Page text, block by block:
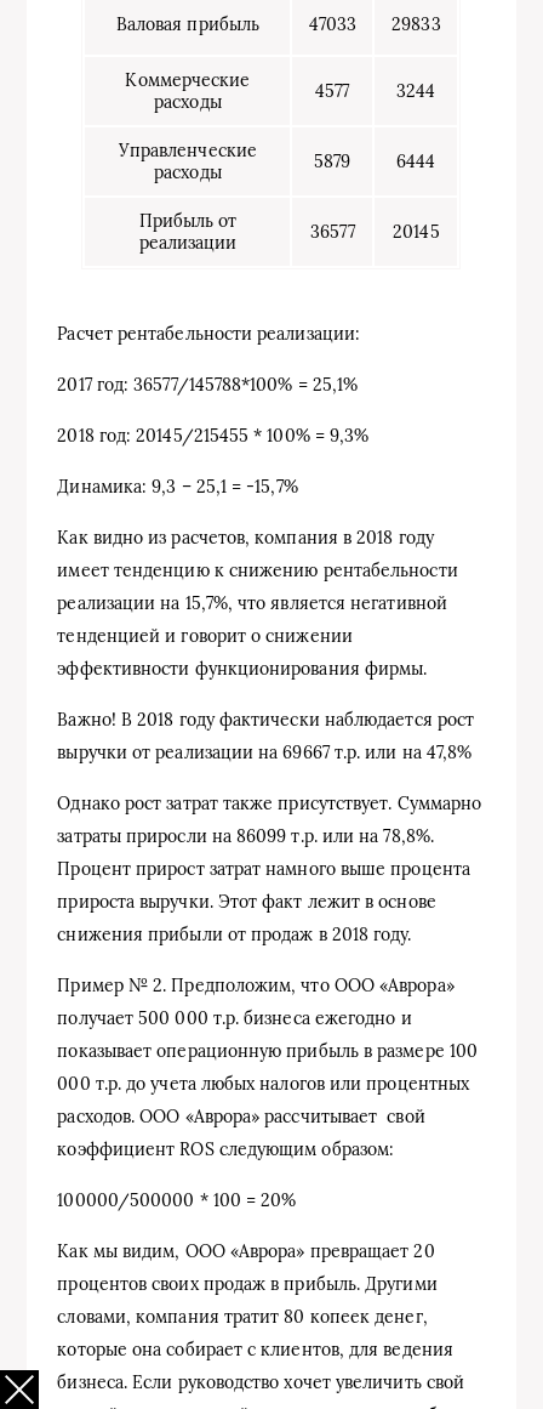
Валовая прибыль 47033 29833
Коммерческие
расходы
4577 3244
Управленческие
расходы
5879 6444
Прибыль от
реализации
36577 20145
Расчет рентабельности реализации:
2017 год: 36577/145788*100% = 25,1%
2018 год: 20145/215455 * 100% = 9,3%
Динамика: 9,3 – 25,1 = -15,7%
Как видно из расчетов, компания в 2018 году
имеет тенденцию к снижению рентабельности
реализации на 15,7%, что является негативной
тенденцией и говорит о снижении
эффективности функционирования фирмы.
Важно! В 2018 году фактически наблюдается рост
выручки от реализации на 69667 т.р. или на 47,8%
Однако рост затрат также присутствует. Суммарно
затраты приросли на 86099 т.р. или на 78,8%.
Процент прирост затрат намного выше процента
прироста выручки. Этот факт лежит в основе
снижения прибыли от продаж в 2018 году.
Пример № 2. Предположим, что ООО «Аврора»
получает 500 000 т.р. бизнеса ежегодно и
показывает операционную прибыль в размере 100
000 т.р. до учета любых налогов или процентных
расходов. ООО «Аврора» рассчитывает свой
коэффициент ROS следующим образом:
100000/500000 * 100 = 20%
Как мы видим, ООО «Аврора» превращает 20
процентов своих продаж в прибыль. Другими
словами, компания тратит 80 копеек денег,
которые она собирает с клиентов, для ведения
бизнеса. Если руководство хочет увеличить свой